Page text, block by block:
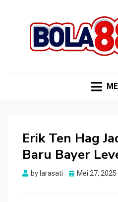
Erik Ten Hag
Baru Bayer
by larasati
Posted
Mei 27, 2025